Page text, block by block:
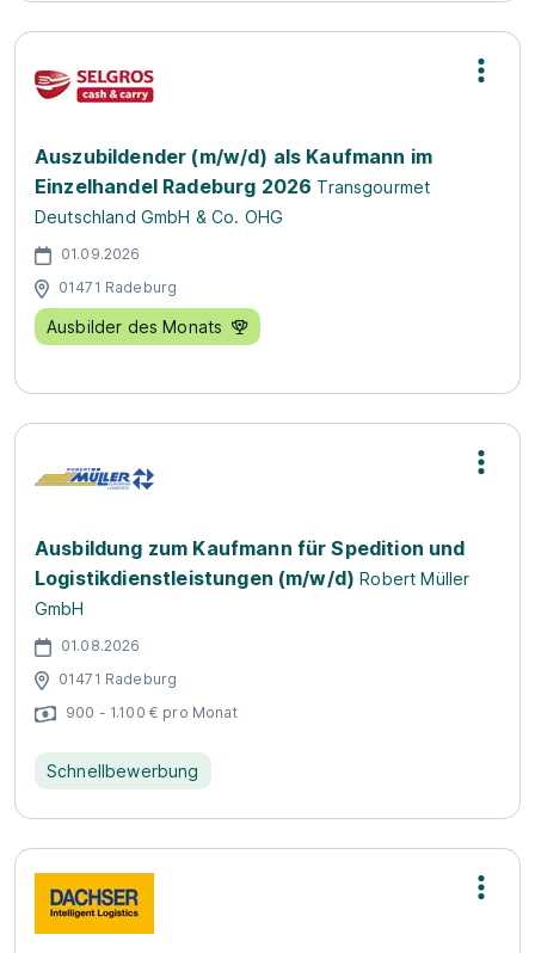
Auszubildender (m/w/d) als Kaufmann im
Einzelhandel Radeburg 2026 Transgourmet
Deutschland GmbH & Co. OHG
01.09.2026
01471 Radeburg
Ausbilder des Monats
Ausbildung zum Kaufmann für Spedition und
Logistikdienstleistungen (m/w/d) Robert Müller
GmbH
01.08.2026
01471 Radeburg
900 - 1.100 € pro Monat
Schnellbewerbung